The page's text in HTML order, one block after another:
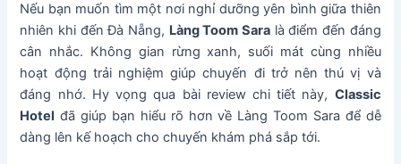
Nếu bạn muốn tìm một nơi nghỉ dưỡng yên bình giữa thiên
nhiên khi đến Đà Nẵng, Làng Toom Saralà điểm đến đáng
cân nhắc. Không gian rừng xanh, suối mát cùng nhiều
hoạt động trải nghiệm giúp chuyến đi trở nên thú vị và
đáng nhớ. Hy vọng qua bài review chi tiết này, Classic
Hotel đã giúp bạn hiểu rõ hơn về Làng Toom Sara để dễ
dàng lên kế hoạch cho chuyến khám phá sắp tới.